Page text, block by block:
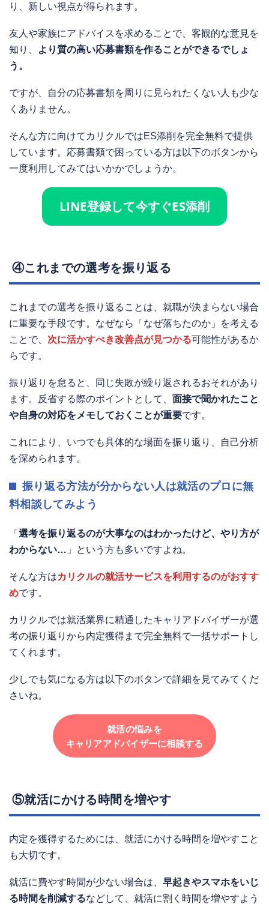
り、新しい視点が得られます。
友人や家族にアドバイスを求めることで、客観的な意見を
知り、
より質の高い応募書類を作ることができるでしょ
う。
ですが、自分の応募書類を周りに見られたくない人も少な
くありません。
そんな方に向けてカリクルではES添削を完全無料で提供
しています。応募書類で困っている方は以下のボタンから
一度利用してみてはいかかでしょうか。
LINE登録して今すぐES添削
④これまでの選考を振り返る
これまでの選考を振り返ることは、就職が決まらない場合
に重要な手段です。なぜなら「なぜ落ちたのか」を考える
ことで、 次に活かすべき改善点が見つかる可能性があるか
らです。
振り返りを怠ると、同じ失敗が繰り返されるおそれがあり
ます。反省する際のポイントとして、 面接で聞かれたこと
や自身の対応をメモしておくことが重要です。
これにより、いつでも具体的な場面を振り返り、自己分析
を深められます。
振り返る方法が分からない人は就活のプロに無
料相談してみよう
「 選考を振り返るのが大事なのはわかったけど、やり方が
わからない… 」という方も多いですよね。
そんな方はカリクルの就活サービスを利用するのがおすす
めです。
カリクルでは就活業界に精通したキャリアドバイザーが選
考の振り返りから内定獲得まで完全無料で一括サポートし
てくれます。
少しでも気になる方は以下のボタンで詳細を見てみてくだ
さいね。
就活の悩みを
キャリアアドバイザーに相談する
⑤就活にかける時間を増やす
内定を獲得するためには、就活にかける時間を増やすこと
も大切です。
就活に費やす時間が少ない場合は、 早起きやスマホをいじ
る時間を削減するなどして、就活に割く時間を増やすよう